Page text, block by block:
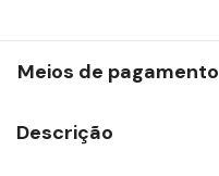
Meios de pagamento
Descrição